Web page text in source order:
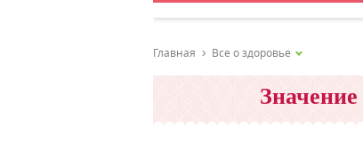
Главная Все о здоровье